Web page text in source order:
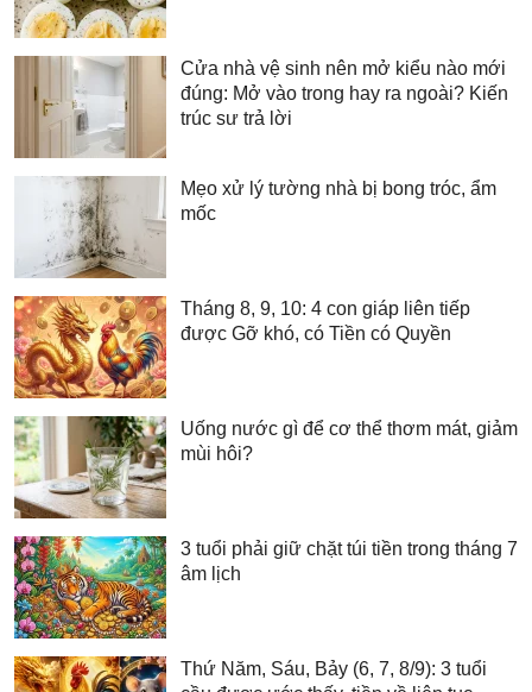
Cửa nhà vệ sinh nên mở kiểu nào mới
đúng: Mở vào trong hay ra ngoài? Kiến
trúc sư trả lời
Mẹo xử lý tường nhà bị bong tróc, ẩm
mốc
Tháng 8, 9, 10: 4 con giáp liên tiếp
được Gỡ khó, có Tiền có Quyền
Uống nước gì để cơ thể thơm mát, giảm
mùi hôi?
3 tuổi phải giữ chặt túi tiền trong tháng 7
âm lịch
Thứ Năm, Sáu, Bảy (6, 7, 8/9): 3 tuổi